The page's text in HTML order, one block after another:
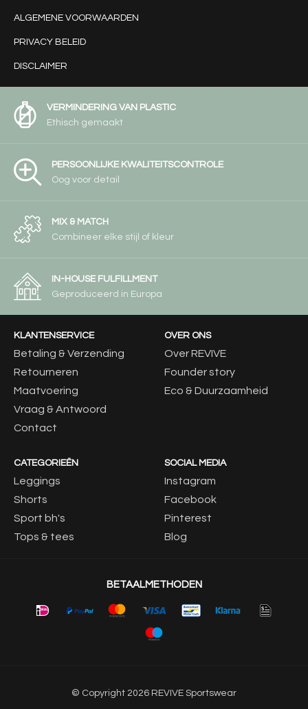
ALGEMENE VOORWAARDEN
PRIVACY BELEID
DISCLAIMER
VERMINDERING VAN PLASTIC
Ethisch gemaakt
PERSOONLIJKE KWALITEITSCONTROLE
Oog voor detail
MIX & MATCH
Combineer elke stijl of kleur
IN-HOUSE FULFILLMENT
Geproduceerd in Europa
KLANTENSERVICE
Betaling & Verzending
Retourneren
Maatvoering
Vraag & Antwoord
Contact
OVER ONS
Over REVIVE
Founder story
Eco & Duurzaamheid
CATEGORIEËN
Leggings
Shorts
Sport bh's
Tops & tees
SOCIAL MEDIA
Instagram
Facebook
Pinterest
Blog
© Copyright 2026 REVIVE Sportswear
BETAALMETHODEN